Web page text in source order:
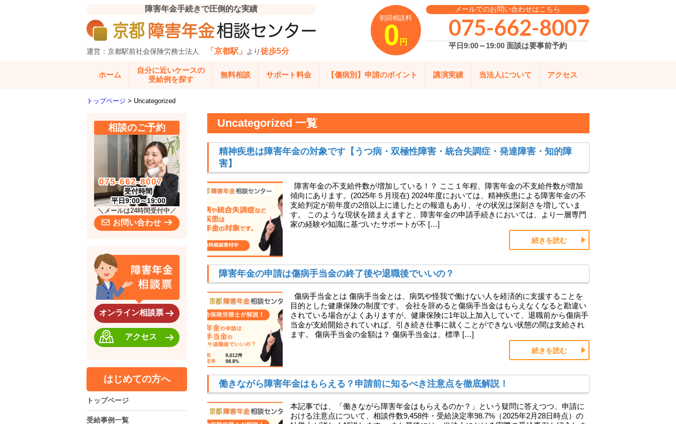
障害年金手続きで圧倒的な実績
運営：京都駅前社会保険労務士法人 「京都駅」 より徒歩5分
初回相談料
0 円
メールでのお問い合わせはこちら
075-662-8007
平日9:00～19:00 面談は要事前予約
ホーム
自分に近いケースの
受給例を探す
無料相談 サポート料金 【傷病別】申請のポイント 講演実績 当法人について アクセス
トップページ > Uncategorized
相談のご予約
075-662-8007
受付時間
平日9:00～19:00
＼メールは24時間受付中／
お問い合わせ
オンライン相談票
アクセス
はじめての方へ
トップページ
受給事例一覧
Uncategorized 一覧
精神疾患は障害年金の対象です【うつ病・双極性障害・統合失調症・発達障害・知的障
害】
障害年金の不支給件数が増加している！？ ここ１年程、障害年金の不支給件数が増加
傾向にあります。(2025年５月現在) 2024年度においては、精神疾患による障害年金の不
支給判定が前年度の2倍以上に達したとの報道もあり、その状況は深刻さを増していま
す。 このような現状を踏まえますと、障害年金の申請手続きにおいては、より一層専門
家の経験や知識に基づいたサポートが不 […]
続きを読む
障害年金の申請は傷病手当金の終了後や退職後でいいの？
傷病手当金とは 傷病手当金とは、病気や怪我で働けない人を経済的に支援することを
目的とした健康保険の制度です。 会社を辞めると傷病手当金はもらえなくなると勘違い
されている場合がよくありますが、健康保険に1年以上加入していて、退職前から傷病手
当金が支給開始されていれば、引き続き仕事に就くことができない状態の間は支給され
ます。 傷病手当金の金額は？ 傷病手当金は、標準 […]
続きを読む
働きながら障害年金はもらえる？申請前に知るべき注意点を徹底解説！
本記事では、「働きながら障害年金はもらえるのか？」という疑問に答えつつ、申請に
おける注意点について、相談件数9,458件・受給決定率98.7%（2025年2月28日時点）の